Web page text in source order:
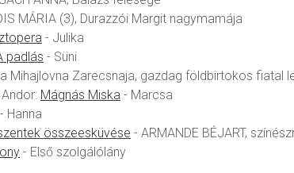
MÁRIA (3), Durazzói Margit nagymamája
- Julika
padlás - Süni
Mihajlovna Zarecsnaja, gazdag földbirtokos fiatal
Mágnás Miska - Marcsa
- Hanna
összeesküvése - ARMANDE BÉJART,
- Első szolgálólány